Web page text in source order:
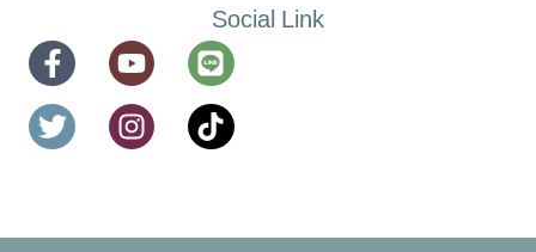
Social Link